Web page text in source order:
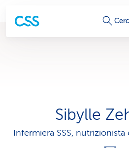
c
g
a
Sibylle
Infermiera SSS,